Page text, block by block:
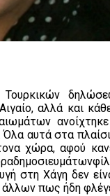
αλλά και
αυτά στα
χώρα, αφού
στη Χάγη δεν
πως ήδη